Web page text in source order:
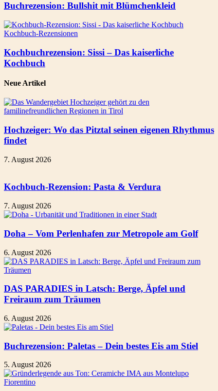
Buchrezension: Bullshit mit Blümchenkleid
Kochbuch-Rezensionen
Kochbuchrezension: Sissi – Das kaiserliche
Kochbuch
Neue Artikel
Hochzeiger: Wo das Pitztal seinen eigenen Rhythmus
findet
7. August 2026
Kochbuch-Rezension: Pasta & Verdura
7. August 2026
Doha – Vom Perlenhafen zur Metropole am Golf
6. August 2026
DAS PARADIES in Latsch: Berge, Äpfel und
Freiraum zum Träumen
6. August 2026
Buchrezension: Paletas – Dein bestes Eis am Stiel
5. August 2026